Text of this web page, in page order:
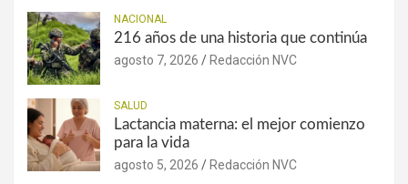
NACIONAL
216 años de una historia que continúa
agosto 7, 2026 Redacción NVC
SALUD
Lactancia materna: el mejor comienzo
para la vida
agosto 5, 2026 Redacción NVC